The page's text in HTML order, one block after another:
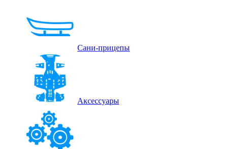
Сани-прицепы
Аксессуары